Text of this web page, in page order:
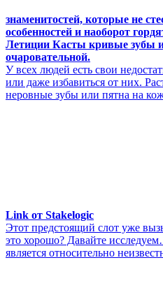
знаменитостей, которые не
особенностей и наоборот
Летиции Касты кривые зубы
очаровательной.
У всех людей есть свои
или даже избавиться от них.
неровные зубы или пятна на
Link от Stakelogic
Этот предстоящий слот уже
это хорошо? Давайте
является относительно